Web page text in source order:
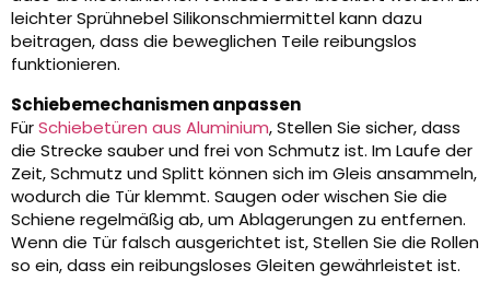
leichter Sprühnebel Silikonschmiermittel kann dazu
beitragen, dass die beweglichen Teile reibungslos
funktionieren.
Schiebemechanismen anpassen
FürSchiebetüren aus Aluminium, Stellen Sie sicher, dass
die Strecke sauber und frei von Schmutz ist. Im Laufe der
Zeit, Schmutz und Splitt können sich im Gleis ansammeln,
wodurch die Tür klemmt. Saugen oder wischen Sie die
Schiene regelmäßig ab, um Ablagerungen zu entfernen.
Wenn die Tür falsch ausgerichtet ist, Stellen Sie die Rollen
so ein, dass ein reibungsloses Gleiten gewährleistet ist.